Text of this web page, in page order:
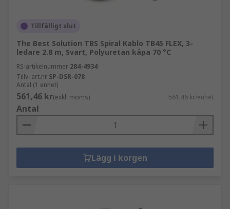
Tillfälligt slut
The Best Solution TBS Spiral Kablo TB45 FLEX, 3-
ledare 2.8 m, Svart, Polyuretan kåpa 70 °C
RS-artikelnummer 284-4934
Tillv. art.nr SP-DSR-078
Antal (1 enhet)
561,46 kr(exkl. moms) 561,46 kr/enhet
Antal
Lägg i korgen